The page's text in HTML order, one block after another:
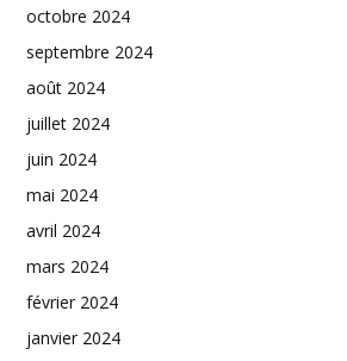
octobre 2024
septembre 2024
août 2024
juillet 2024
juin 2024
mai 2024
avril 2024
mars 2024
février 2024
janvier 2024